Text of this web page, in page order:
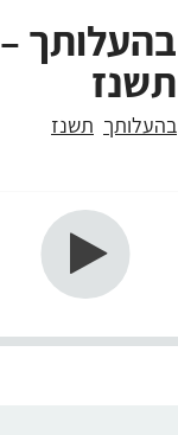
בהעלותך –
תשנז
בהעלותך תשנז